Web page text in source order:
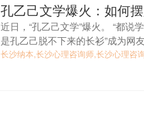
孔乙己文学爆火：如何
近日，“孔乙己文学”爆火。 “都说学历是敲门砖，但慢慢我发现它也是我下不来的高台，更
是孔乙己脱不下来的长衫”成为网友热议
背后，到底反映了什么？
长沙纳本,长沙心理咨询师,长沙心理咨